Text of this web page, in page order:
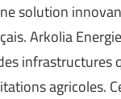
solution
Arkolia
agricoles.